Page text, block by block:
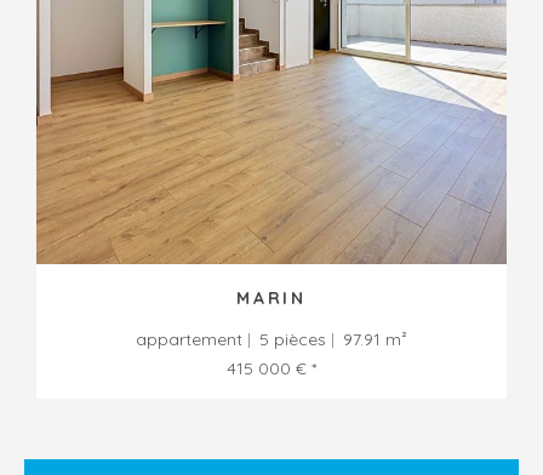
MARIN
appartement
5 pièces
97.91 m²
415 000 € *